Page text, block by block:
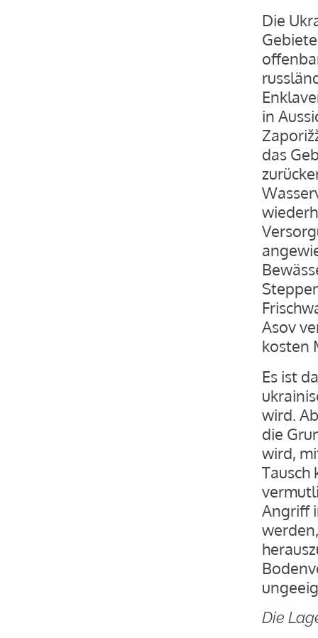
Die
in
das
Asov
kosten
Es ist
wird.
die
wird,
Tausch
Angriff
Die